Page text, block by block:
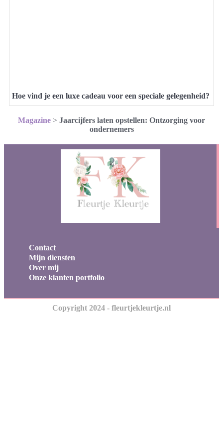
Hoe vind je een luxe cadeau voor een speciale gelegenheid?
Magazine > Jaarcijfers laten opstellen: Ontzorging voor
ondernemers
Contact
Mijn diensten
Over mij
Onze klanten portfolio
Copyright 2024 - fleurtjekleurtje.nl